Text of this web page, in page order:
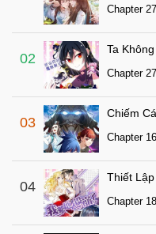
Chapter 6
Chapter 5
Chapter 4
Chapter 3
Chapter 2
Chapter 1.5
Chapter 1
Chapter
02
Ta
Chapter
03
Chiếm
Chapter
04
Thiết
Chapter